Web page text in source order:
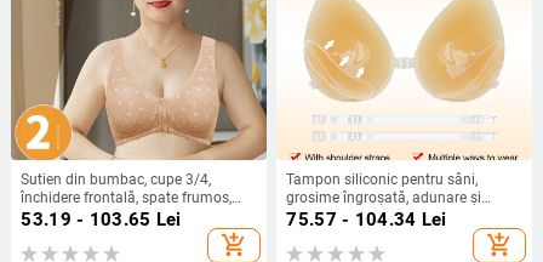
Sutien din bumbac, cupe 3/4,
închidere frontală, spate frumos,
push-up
53.19 - 103.65 Lei
add_shopping_cart
Tampon siliconic pentru sâni,
grosime îngroșată, adunare și
fixare, invizibil, acoperire a
mamelonului în formă de lacrimă,
luciu solid
75.57 - 104.34 Lei
add_shopping_cart